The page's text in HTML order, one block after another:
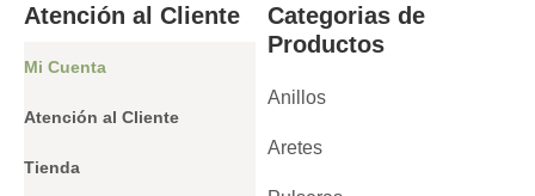
Atención al Cliente
Mi Cuenta
Atención al Cliente
Tienda
Categorias de
Productos
Anillos
Aretes